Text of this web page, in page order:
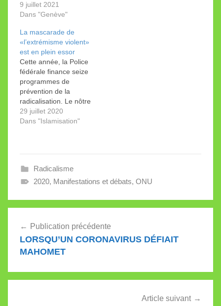
complaisante interview
est impressionnante.
apprécient le
représentant de la
dictature saoudienne (à
gauche). Il reçoit un
doctorat honoris causa
pour la paix. Une
interview de Zemmour?
Quelle horreur! Jamais
dans…
9 juillet 2021
Dans "Genève"
La mascarade de
«l’extrémisme violent»
est en plein essor
Cette année, la Police
fédérale finance seize
programmes de
prévention de la
radicalisation. Le nôtre
a été recalé. Le plan et
ses subventions sont
millions de francs sur
cinq ans (juillet 2018-
29 juillet 2020
Dans "Islamisation"
Radicalisme
2020, Manifestations et débats, ONU
de
l’article
Publication précédente
LORSQU’UN CORONAVIRUS DÉFIAIT
MAHOMET
Article suivant